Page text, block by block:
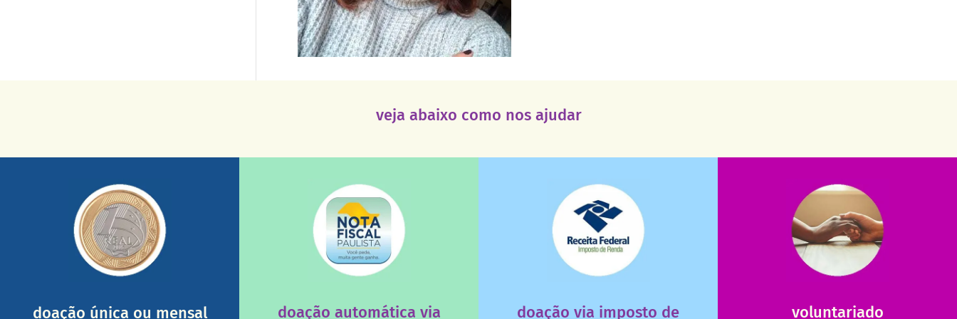
veja abaixo como nos ajudar
doação única ou mensal
1/dia com total segurança e recebendo
nossos relatórios mensais por e-mail
mostrando tudo o que fizemos com a
sua ajuda somada a de outras pessoas.
saiba mais
doação automática via
Você sabia que os créditos das notas
fiscais são maiores quando destinados à
uma instituição sem fins lucrativos?
saiba mais
doação via imposto de
Você sabia que pessoas físicas podem
destinar 3% do imposto de renda para
uma instituição e que esse dinheiro
deixa de ir para o governo?
saiba mais
voluntariado
Somos muito carentes em voluntários
que possam nos ajudar com certos
assuntos. Entre em contato conosco e
saiba como nos ajudar.
saiba mais